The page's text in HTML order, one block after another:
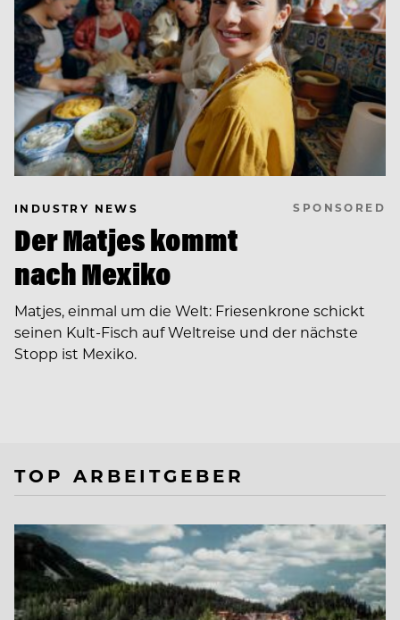
INDUSTRY NEWS SPONSORED
Der Matjes kommt
nach Mexiko
Matjes, einmal um die Welt: Friesenkrone schickt
seinen Kult-Fisch auf Weltreise und der nächste
Stopp ist Mexiko.
TOP ARBEITGEBER